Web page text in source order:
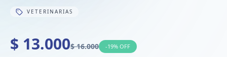
VETERINARIAS
$ 13.000$ 16.000 -19% OFF